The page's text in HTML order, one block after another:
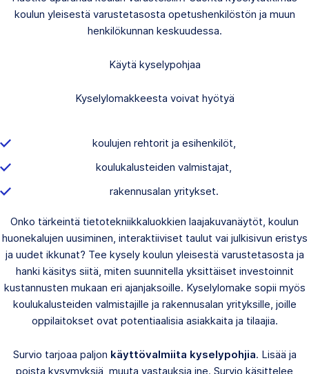
koulun yleisestä varustetasosta opetushenkilöstön ja muun
henkilökunnan keskuudessa.
Käytä kyselypohjaa
Kyselylomakkeesta voivat hyötyä
koulujen rehtorit ja esihenkilöt,
koulukalusteiden valmistajat,
rakennusalan yritykset.
Onko tärkeintä tietotekniikkaluokkien laajakuvanäytöt, koulun
huonekalujen uusiminen, interaktiiviset taulut vai julkisivun eristys
ja uudet ikkunat? Tee kysely koulun yleisestä varustetasosta ja
hanki käsitys siitä, miten suunnitella yksittäiset investoinnit
kustannusten mukaan eri ajanjaksoille. Kyselylomake sopii myös
koulukalusteiden valmistajille ja rakennusalan yrityksille, joille
oppilaitokset ovat potentiaalisia asiakkaita ja tilaajia.
Survio tarjoaa paljon käyttövalmiita kyselypohjia. Lisää ja
poista kysymyksiä, muuta vastauksia jne. Survio käsittelee